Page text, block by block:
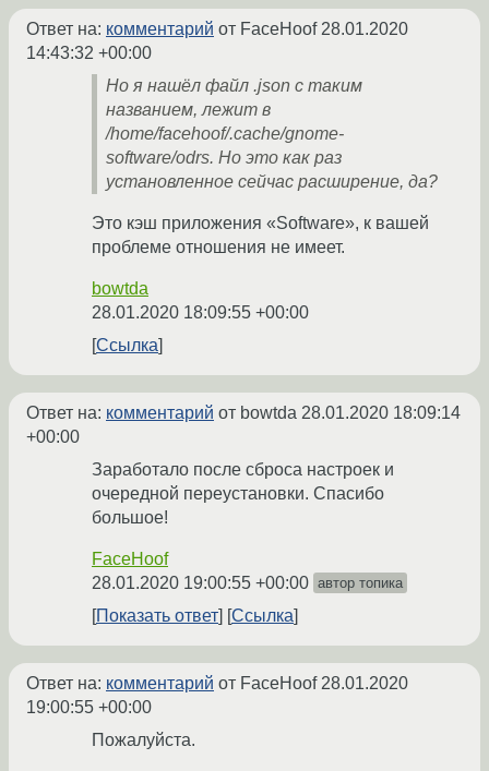
Ответ на: комментарий от FaceHoof28.01.2020
14:43:32 +00:00
Но я нашёл файл .json с таким
названием, лежит в
/home/facehoof/.cache/gnome-
software/odrs. Но это как раз
установленное сейчас расширение, да?
Это кэш приложения «Software», к вашей
проблеме отношения не имеет.
bowtda
28.01.2020 18:09:55 +00:00
Ссылка
Ответ на: комментарий от bowtda 28.01.2020 18:09:14
+00:00
Заработало после сброса настроек и
очередной переустановки. Спасибо
большое!
FaceHoof
28.01.2020 19:00:55 +00:00 автор топика
Показать ответ Ссылка
Ответ на: комментарий от FaceHoof28.01.2020
19:00:55 +00:00
Пожалуйста.